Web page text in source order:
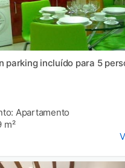
parking incluído para 5
Apartamento
m²